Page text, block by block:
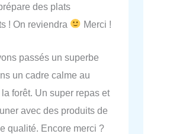
des plats
! On reviendra
Merci !
passés un superbe
un cadre calme au
forêt. Un super repas et
avec des produits de
qualité. Encore merci ?